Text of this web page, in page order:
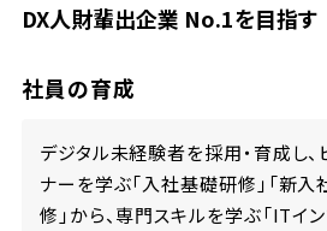
DX人財輩出企業 No.1を目指す
社員の育成
デジタル未経験者を採用・育成し
ナーを学ぶ「入社基礎研修」「新
修」から、専門スキルを学ぶ「ITイン